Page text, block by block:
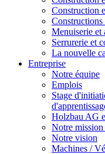
Construction
Constructions
Menuiserie et
Serrurerie et
La nouvelle
Entreprise
Notre équipe
Emplois
Stage
Holzbau AG
Notre
Notre vision
Machines /